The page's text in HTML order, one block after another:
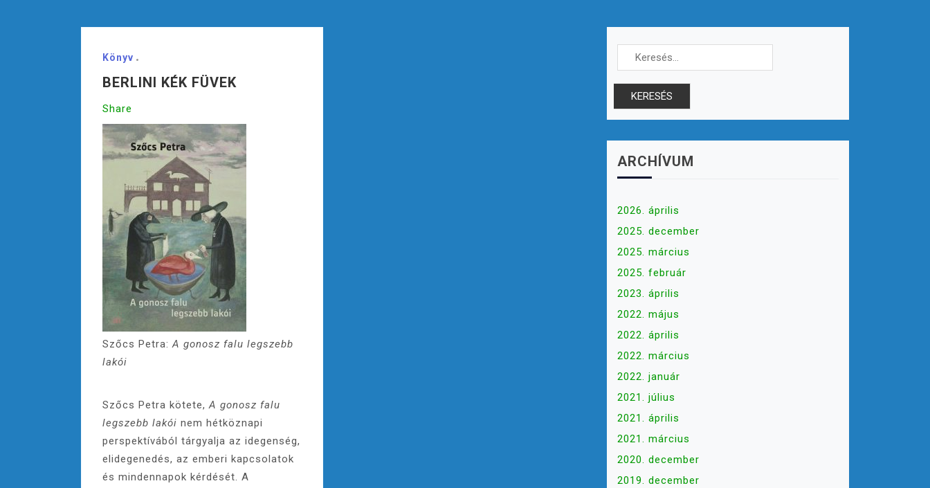
Könyv
BERLINI KÉK FÜVEK
Share
Szőcs Petra:A gonosz falu legszebb
lakói
Szőcs Petra kötete,A gonosz falu
legszebb lakói nem hétköznapi
perspektívából tárgyalja az idegenség,
elidegenedés, az emberi kapcsolatok
és mindennapok kérdését. A
Keresés:
ARCHÍVUM
2026. április
2025. december
2025. március
2025. február
2023. április
2022. május
2022. április
2022. március
2022. január
2021. július
2021. április
2021. március
2020. december
2019. december